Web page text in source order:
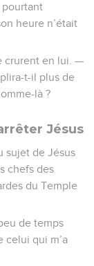
pourtant
heure n’était
crurent en lui. —
t-il plus de
là ?
Jésus
sujet de Jésus
chefs des
du Temple
de temps
celui qui m’a